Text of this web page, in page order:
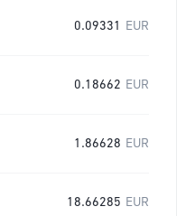
0.09331 EUR
0.18662 EUR
1.86628 EUR
18.66285 EUR